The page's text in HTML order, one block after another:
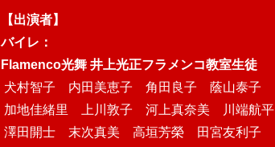
【出演者】
バイレ：
Flamenco光舞 井上光正フラメンコ教室生徒
犬村智子 内田美恵子 角田良子 蔭山泰子
加地佳緒里 上川敦子 河上真奈美 川端航平
澤田開士 末次真美 高垣芳榮 田宮友利子